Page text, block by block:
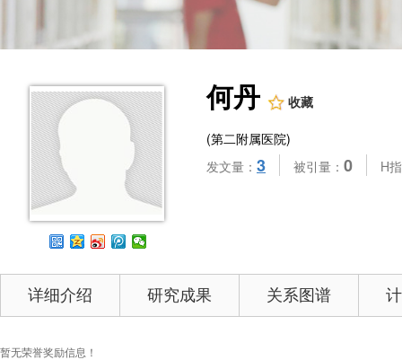
何丹 收藏
(第二附属医院)
发文量： 3 被引量： 0 H
详细介绍 研究成果 关系图谱
暂无荣誉奖励信息！